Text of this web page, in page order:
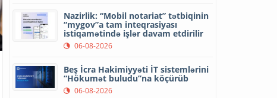
Nazirlik: “Mobil notariat” tətbiqinin
“mygov”a tam inteqrasiyası
istiqamətində işlər davam etdirilir
06-08-2026
Beş İcra Hakimiyyəti İT sistemlərini
“Hökumət buludu”na köçürüb
06-08-2026